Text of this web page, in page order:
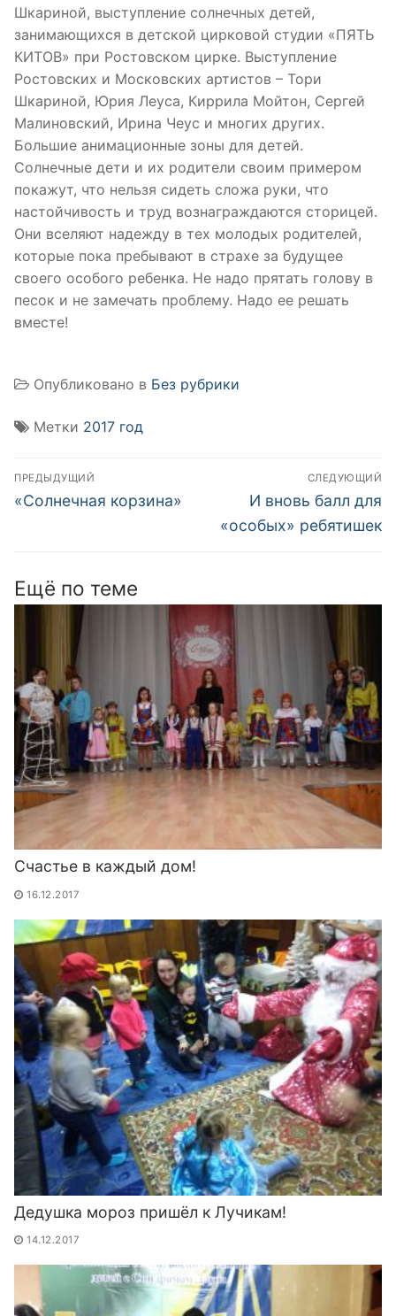
Шкариной, выступление солнечных детей,
занимающихся в детской цирковой студии «ПЯТЬ
КИТОВ» при Ростовском цирке. Выступление
Ростовских и Московских артистов – Тори
Шкариной, Юрия Леуса, Киррила Мойтон, Сергей
Малиновский, Ирина Чеус и многих других.
Большие анимационные зоны для детей.
Солнечные дети и их родители своим примером
покажут, что нельзя сидеть сложа руки, что
настойчивость и труд вознаграждаются сторицей.
Они вселяют надежду в тех молодых родителей,
которые пока пребывают в страхе за будущее
своего особого ребенка. Не надо прятать голову в
песок и не замечать проблему. Надо ее решать
вместе!
Опубликовано в Без рубрики
Метки 2017 год
Навигация
по
ПРЕДЫДУЩИЙ
Предыдущая
«Солнечная корзина»
СЛЕДУЮЩИЙ
Следующая
запись:
И вновь балл для
«особых» ребятишек
Ещё по теме
Счастье в каждый дом!
16.12.2017
Дедушка мороз пришёл к Лучикам!
14.12.2017